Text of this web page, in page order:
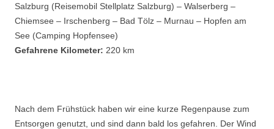
Salzburg (Reisemobil Stellplatz Salzburg) – Walserberg –
Chiemsee – Irschenberg – Bad Tölz – Murnau – Hopfen am
See (Camping Hopfensee)
Gefahrene Kilometer: 220 km
Nach dem Frühstück haben wir eine kurze Regenpause zum
Entsorgen genutzt, und sind dann bald los gefahren. Der Wind